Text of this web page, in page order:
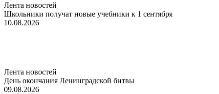
Лента новостей
Школьники получат новые учебники к 1 сентября
10.08.2026
Лента новостей
День окончания Ленинградской битвы
09.08.2026